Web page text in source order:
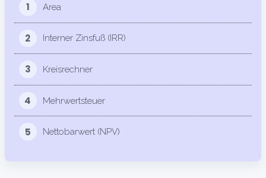
1 Area
2 Interner Zinsfuß (IRR)
3 Kreisrechner
4 Mehrwertsteuer
5 Nettobarwert (NPV)